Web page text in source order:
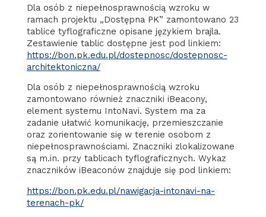
Dla osób z niepełnosprawnością wzroku w
ramach projektu „Dostępna PK” zamontowano 23
tablice tyflograficzne opisane językiem brajla.
Zestawienie tablic dostępne jest pod linkiem:
https://bon.pk.edu.pl/dostepnosc/dostepnosc-
architektoniczna/
Dla osób z niepełnosprawnością wzroku
zamontowano również znaczniki iBeacony,
element systemu IntoNavi. System ma za
zadanie ułatwić komunikację, przemieszczanie
oraz zorientowanie się w terenie osobom z
niepełnosprawnościami. Znaczniki zlokalizowane
są m.in. przy tablicach tyflograficznych. Wykaz
znaczników iBeaconów znajduje się pod linkiem:
https://bon.pk.edu.pl/nawigacja-intonavi-na-
terenach-pk/